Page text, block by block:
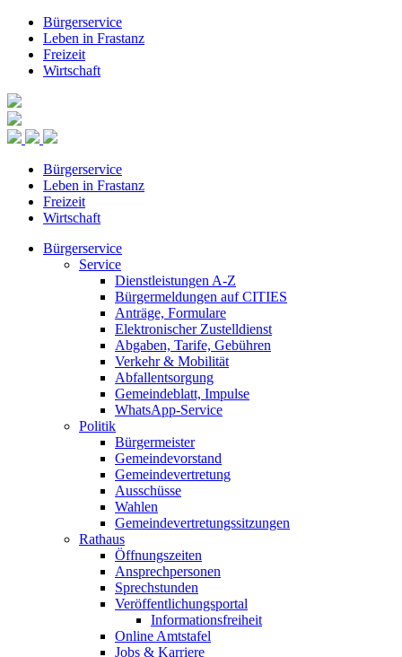
Bürgerservice
Leben in Frastanz
Freizeit
Wirtschaft
Bürgerservice
Leben in Frastanz
Freizeit
Wirtschaft
Bürgerservice
Service
Dienstleistungen A-Z
Bürgermeldungen auf CITIES
Anträge, Formulare
Elektronischer Zustelldienst
Abgaben, Tarife, Gebühren
Verkehr & Mobilität
Abfallentsorgung
Gemeindeblatt, Impulse
WhatsApp-Service
Politik
Bürgermeister
Gemeindevorstand
Gemeindevertretung
Ausschüsse
Wahlen
Gemeindevertretungssitzungen
Rathaus
Öffnungszeiten
Ansprechpersonen
Sprechstunden
Veröffentlichungsportal
Informationsfreiheit
Online Amtstafel
Jobs & Karriere